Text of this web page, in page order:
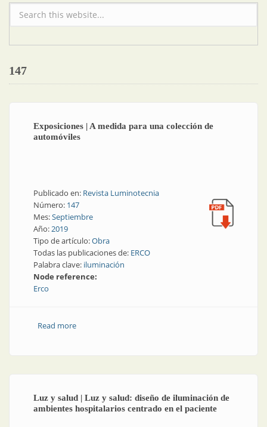
Formulario de búsqueda
147
Exposiciones | A medida para una colección de
automóviles
Publicado en: Revista Luminotecnia
Número: 147
Mes:Septiembre
Año:2019
Tipo de artículo:Obra
Todas las publicaciones de: ERCO
Palabra clave: iluminación
Node reference:
Erco
Read moreabout Exposiciones | A medida para una colección de
Luz y salud | Luz y salud: diseño de iluminación de
ambientes hospitalarios centrado en el paciente